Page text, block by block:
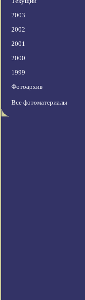
2003
2002
2001
2000
1999
Фотоархив
Все фотоматериалы